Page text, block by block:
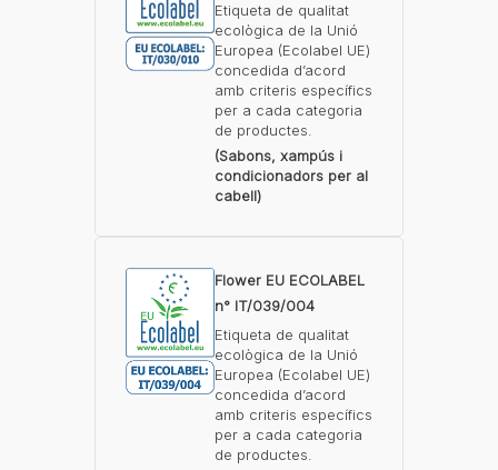
Etiqueta de qualitat
ecològica de la Unió
Europea (Ecolabel UE)
concedida d’acord
amb criteris específics
per a cada categoria
de productes.
(Sabons, xampús i
condicionadors per al
cabell)
Flower EU ECOLABEL
n° IT/039/004
Etiqueta de qualitat
ecològica de la Unió
Europea (Ecolabel UE)
concedida d’acord
amb criteris específics
per a cada categoria
de productes.